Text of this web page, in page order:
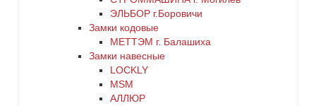
ЭЛЬБОР г.Боровичи
Замки кодовые
МЕТТЭМ г. Балашиха
Замки навесные
LOCKLY
MSM
АЛЛЮР